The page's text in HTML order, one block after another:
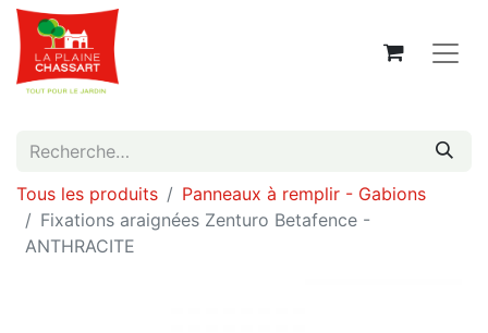
Tous les produits
Panneaux à remplir - Gabions
Fixations araignées Zenturo Betafence -
ANTHRACITE